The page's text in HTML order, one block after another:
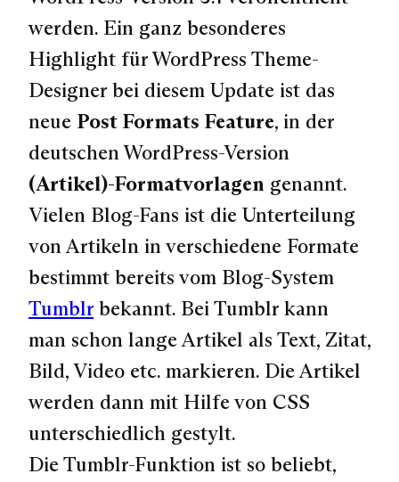
werden. Ein ganz besonderes
Highlight für WordPress Theme-
Designer bei diesem Update ist das
neue Post Formats Feature, in der
deutschen WordPress-Version
(Artikel)-Formatvorlagen genannt.
Vielen Blog-Fans ist die Unterteilung
von Artikeln in verschiedene Formate
bestimmt bereits vom Blog-System
Tumblr bekannt. Bei Tumblr kann
man schon lange Artikel als Text, Zitat,
Bild, Video etc. markieren. Die Artikel
werden dann mit Hilfe von CSS
unterschiedlich gestylt.
Die Tumblr-Funktion ist so beliebt,